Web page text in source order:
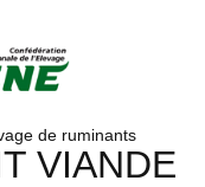
de ruminants
VIANDE